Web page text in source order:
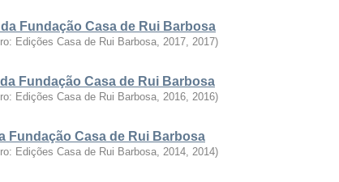
Fundação Casa de Rui Barbosa
Edições Casa de Rui Barbosa, 2017, 2017)
Fundação Casa de Rui Barbosa
Edições Casa de Rui Barbosa, 2016, 2016)
Fundação Casa de Rui Barbosa
Edições Casa de Rui Barbosa, 2014, 2014)